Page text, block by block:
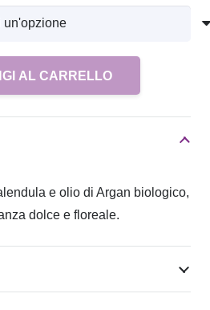
AL CARRELLO
e olio di Argan biologico,
dolce e floreale.